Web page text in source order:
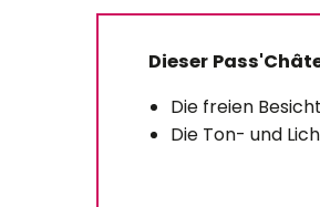
Dieser
Die freien
Die Ton- und